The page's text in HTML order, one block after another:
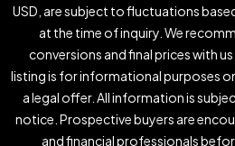
USD, are subject to fluctuations
at the time of inquiry. We
conversions and final prices with
listing is for informational purposes
a legal offer. All information is
notice. Prospective buyers are
and financial professionals